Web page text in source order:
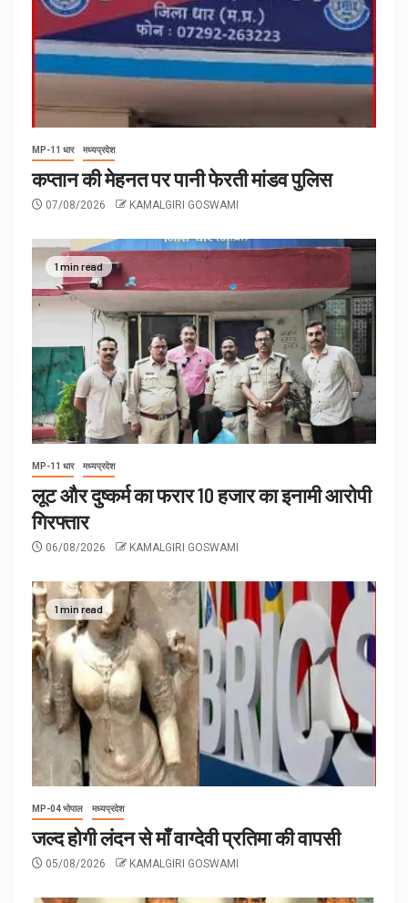
MP-11 धार मध्यप्रदेश
कप्तान की मेहनत पर पानी फेरती मांडव पुलिस
07/08/2026 KAMALGIRI GOSWAMI
1 min read
MP-11 धार मध्यप्रदेश
लूट और दुष्कर्म का फरार 10 हजार का इनामी आरोपी
गिरफ्तार
06/08/2026 KAMALGIRI GOSWAMI
1 min read
MP-04 भोपाल मध्यप्रदेश
जल्द होगी लंदन से माँ वाग्देवी प्रतिमा की वापसी
05/08/2026 KAMALGIRI GOSWAMI